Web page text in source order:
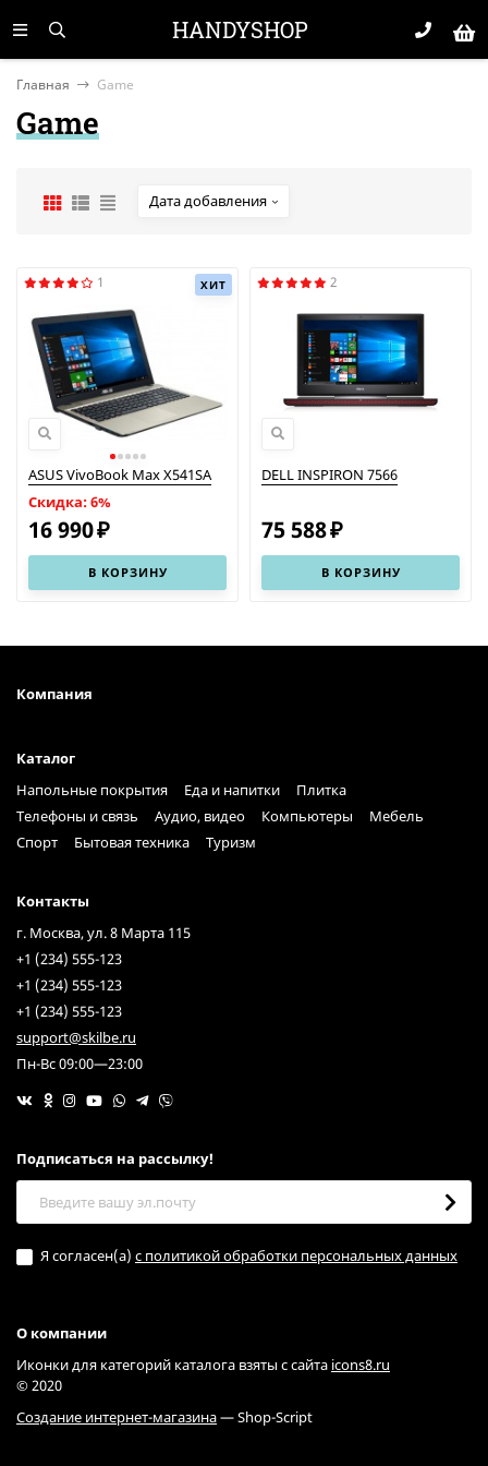
HANDYSHOP
Главная Game
Game
Дата добавления
1 ХИТ
ASUS VivoBook Max X541SA
Скидка: 6%
В КОРЗИНУ
16 990₽
2
DELL INSPIRON 7566
В КОРЗИНУ
75 588₽
Компания
Каталог
Напольные покрытия
Еда и напитки
Плитка
Телефоны и связь
Аудио, видео Компьютеры
Мебель
Спорт
Бытовая техника Туризм
Контакты
г. Москва, ул. 8 Марта 115
+1 (234) 555-123
+1 (234) 555-123
+1 (234) 555-123
support@skilbe.ru
Пн-Вс 09:00—23:00
Подписаться на рассылкy!
Я согласен(a) с политикой обработки персональных данных
О компании
Иконки для категорий каталога взяты с сайта icons8.ru
© 2020
Создание интернет-магазина— Shop-Script